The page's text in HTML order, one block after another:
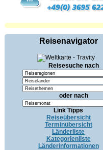
Reisenavigator
Reisesuche nach
oder nach
Link Tipps
Reiseübersicht
Terminübersicht
Länderliste
Kategorienliste
Länderinformationen